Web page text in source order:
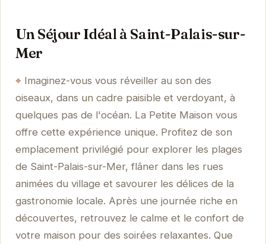
Un Séjour Idéal à Saint-Palais-sur-
Mer
Imaginez-vous vous réveiller au son des
oiseaux, dans un cadre paisible et verdoyant, à
quelques pas de l'océan. La Petite Maison vous
offre cette expérience unique. Profitez de son
emplacement privilégié pour explorer les plages
de Saint-Palais-sur-Mer, flâner dans les rues
animées du village et savourer les délices de la
gastronomie locale. Après une journée riche en
découvertes, retrouvez le calme et le confort de
votre maison pour des soirées relaxantes. Que